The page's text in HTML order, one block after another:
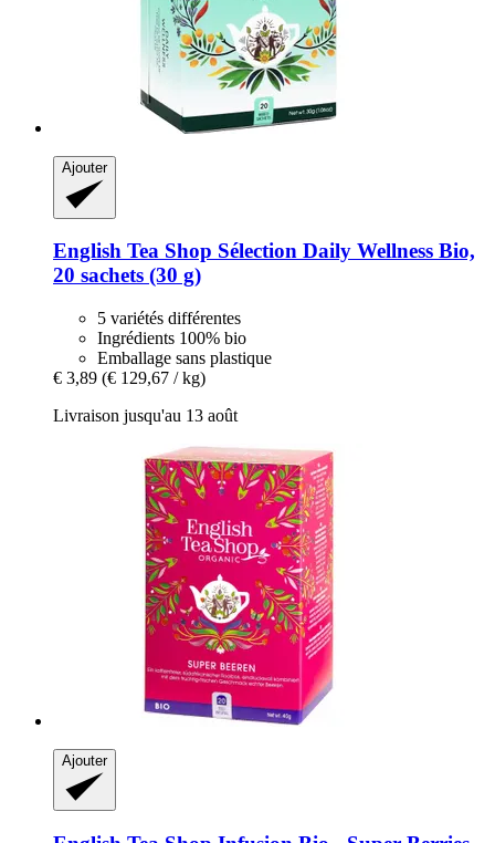
Ajouter
English Tea Shop Sélection Daily Wellness Bio,
20 sachets (30 g)
5 variétés différentes
Ingrédients 100% bio
Emballage sans plastique
€ 3,89 (€ 129,67 / kg)
Livraison jusqu'au 13 août
Ajouter